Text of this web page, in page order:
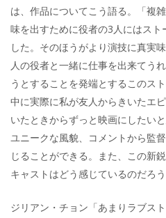
は、作品についてこう語る。「複
味を出すために役者の3人にはス
した。そのほうがより演技に真実
人の役者と一緒に仕事を出来てう
うとすることを発端とするこのス
中に実際に私が友人からきいたエ
いたときからずっと映画にしたい
ユニークな風貌、コメントから監
じることができる。また、この新
キャストはどう感じているのだろう
ジリアン・チョン「あまりラブス